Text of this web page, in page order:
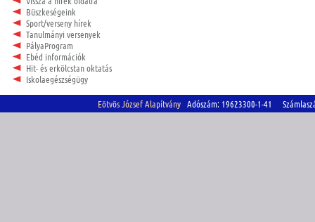
Büszkeségeink
Sport/verseny hírek
Tanulmányi versenyek
PályaProgram
Ebéd információk
Hit- és erkölcstan oktatás
Iskolaegészségügy
Eötvös József Alapítvány Adószám: 19623300-1-41